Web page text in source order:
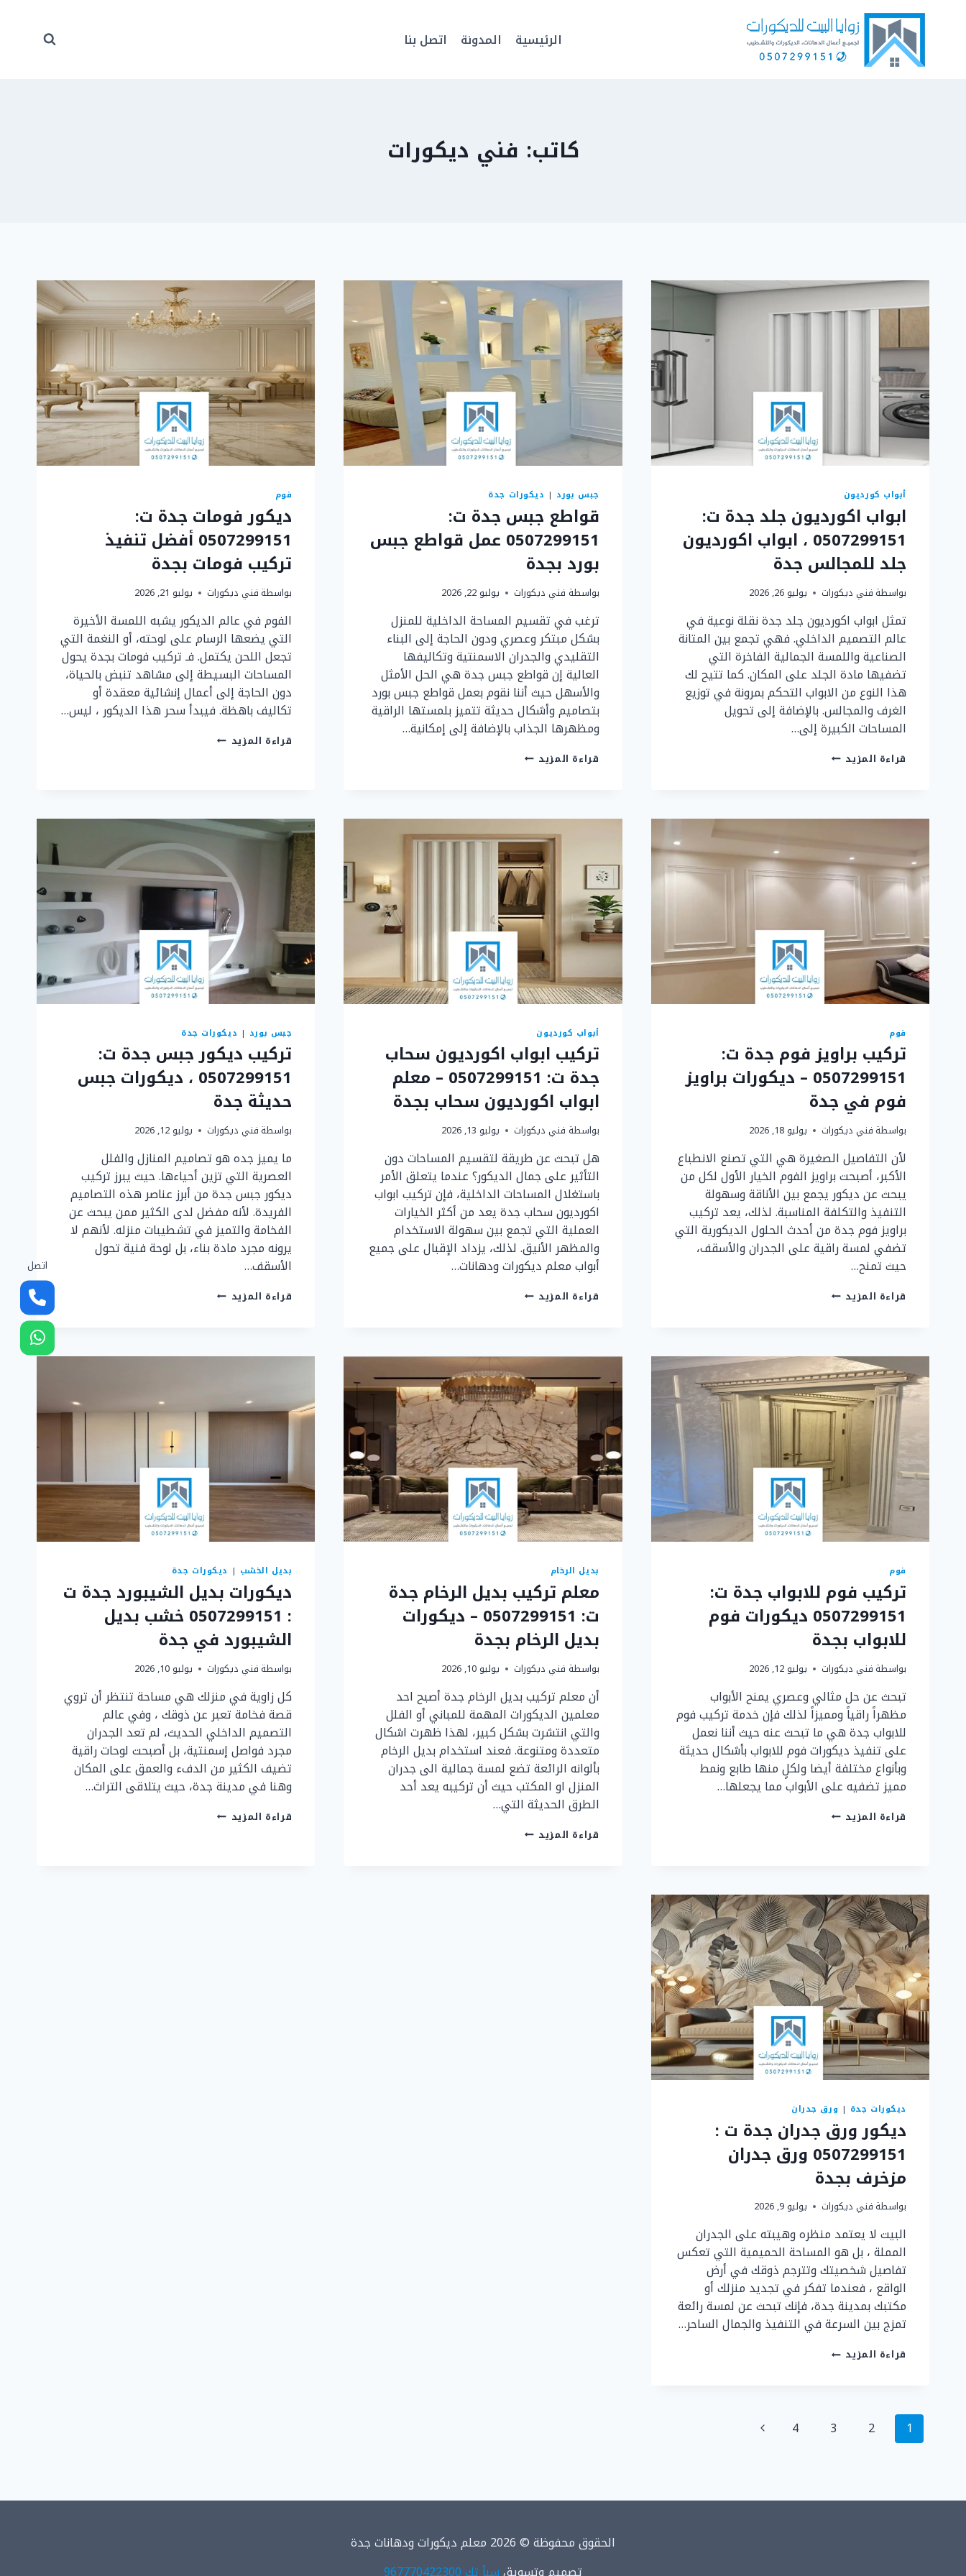
الرئيسية المدونة اتصل بنا
كاتب: فني ديكورات
أبواب كورديون
ابواب اكورديون جلد جدة ت:
0507299151 ، ابواب اكورديون
جلد للمجالس جدة
بواسطة فني ديكورات يوليو 26, 2026
تمثل ابواب اكورديون جلد جدة نقلة نوعية في
عالم التصميم الداخلي. فهي تجمع بين المتانة
الصناعية واللمسة الجمالية الفاخرة التي
تضفيها مادة الجلد على المكان. كما تتيح لك
هذا النوع من الابواب التحكم بمرونة في توزيع
الغرف والمجالس. بالإضافة إلى تحويل
المساحات الكبيرة إلى…
قراءة المزيد ابواب
ابواب
اكورديون
جلد
للمجالس
جبس بورد | ديكورات جدة
قواطع جبس جدة ت:
0507299151 عمل قواطع جبس
بورد بجدة
بواسطة فني ديكورات يوليو 22, 2026
ترغب في تقسيم المساحة الداخلية للمنزل
بشكل مبتكر وعصري ودون الحاجة إلى البناء
التقليدي والجدران الاسمنتية وتكاليفها
العالية إن قواطع جبس جدة هي الحل الأمثل
والأسهل حيث أننا نقوم بعمل قواطع جبس بورد
بتصاميم وأشكال حديثة تتميز بلمستها الراقية
ومظهرها الجذاب بالإضافة إلى إمكانية…
قراءة المزيد قواطع
قواطع
جبس
بورد
بجدة
فوم
ديكور فومات جدة ت:
0507299151 أفضل تنفيذ
تركيب فومات بجدة
بواسطة فني ديكورات يوليو 21, 2026
الفوم في عالم الديكور يشبه اللمسة الأخيرة
التي يضعها الرسام على لوحته، أو النغمة التي
تجعل اللحن يكتمل. فـ تركيب فومات بجدة يحول
المساحات البسيطة إلى مشاهد تنبض بالحياة،
دون الحاجة إلى أعمال إنشائية معقدة أو
تكاليف باهظة. فيبدأ سحر هذا الديكور ، ليس…
قراءة المزيد ديكور
تنفيذ
تركيب
فومات
بجدة
فوم
تركيب براويز فوم جدة ت:
0507299151 – ديكورات براويز
فوم في جدة
بواسطة فني ديكورات يوليو 18, 2026
لأن التفاصيل الصغيرة هي التي تصنع الانطباع
الأكبر، أصبحت براويز الفوم الخيار الأول لكل من
يبحث عن ديكور يجمع بين الأناقة وسهولة
التنفيذ والتكلفة المناسبة. لذلك، يعد تركيب
براويز فوم جدة من أحدث الحلول الديكورية التي
تضفي لمسة راقية على الجدران والأسقف،
حيث تمنح…
قراءة المزيد تركيب
0507299151
–
ديكورات
براويز
فوم
في
جدة
أبواب كورديون
تركيب ابواب اكورديون سحاب
جدة ت: 0507299151 – معلم
ابواب اكورديون سحاب بجدة
بواسطة فني ديكورات يوليو 13, 2026
هل تبحث عن طريقة لتقسيم المساحات دون
التأثير على جمال الديكور؟ عندما يتعلق الأمر
باستغلال المساحات الداخلية، فإن تركيب ابواب
اكورديون سحاب جدة يعد من أكثر الخيارات
العملية التي تجمع بين سهولة الاستخدام
والمظهر الأنيق. لذلك، يزداد الإقبال على جميع
أبواب معلم ديكورات ودهانات…
قراءة المزيد تركيب
ت:
0507299151
–
معلم
ابواب
اكورديون
سحاب
بجدة
جبس بورد | ديكورات جدة
تركيب ديكور جبس جدة ت:
0507299151 ، ديكورات جبس
حديثة جدة
بواسطة فني ديكورات يوليو 12, 2026
ما يميز جده هو تصاميم المنازل والفلل
العصرية التي تزين أحياءها. حيث يبرز تركيب
ديكور جبس جدة من أبرز عناصر هذه التصاميم
الفريدة. لأنه مفضل لدى الكثير ممن يبحث عن
الفخامة والتميز في تشطيبات منزله. لأنهم لا
يرونه مجرد مادة بناء، بل لوحة فنية تحول
الأسقف…
قراءة المزيد تركيب
جبس
حديثة
فوم
تركيب فوم للابواب جدة ت:
0507299151 ديكورات فوم
للابواب بجدة
بواسطة فني ديكورات يوليو 12, 2026
تبحث عن حل مثالي وعصري يمنح الأبواب
مظهراً راقياً ومميزاً لذلك فإن خدمة تركيب فوم
للابواب جدة هي ما تبحث عنه حيث أننا نعمل
على تنفيذ ديكورات فوم للابواب بأشكال حديثة
وبأنواع مختلفة أيضا ولكلٍ منها طابع ونمط
مميز تضفيه على الأبواب مما يجعلها…
قراءة المزيد تركيب
ديكورات
فوم
للابواب
بجدة
بديل الرخام
معلم تركيب بديل الرخام جدة
ت: 0507299151 – ديكورات
بديل الرخام بجدة
بواسطة فني ديكورات يوليو 10, 2026
أن معلم تركيب بديل الرخام جدة أصبح احد
معلمين الديكورات المهمة للمباني أو الفلل
والتي انتشرت بشكل كبير، لهذا ظهرت اشكال
متعددة ومتنوعة. فعند استخدام بديل الرخام
بألوانه الرائعة تضع لمسة جمالية الى جدران
المنزل او المكتب حيث أن تركيبه يعد أحد
الطرق الحديثة التي…
قراءة المزيد معلم
بديل الخشب | ديكورات جدة
ديكورات بديل الشيبورد جدة ت
: 0507299151 خشب بديل
الشيبورد في جدة
بواسطة فني ديكورات يوليو 10, 2026
كل زاوية في منزلك هي مساحة تنتظر أن تروي
قصة فخامة تعبر عن ذوقك ، وفي عالم
التصميم الداخلي الحديث، لم تعد الجدران
مجرد فواصل إسمنتية، بل أصبحت لوحات راقية
تضيف الكثير من الدفء والعمق على المكان
وهنا في مدينة جدة، حيث يتلاقى التراث…
قراءة المزيد ديكورات
ديكورات جدة | ورق جدران
ديكور ورق جدران جدة ت :
0507299151 ورق جدران
مزخرف بجدة
بواسطة فني ديكورات يوليو 9, 2026
البيت لا يعتمد منظره وهيبته على الجدران
المملة ، بل هو المساحة الحميمية التي تعكس
تفاصيل شخصيتك وتترجم ذوقك في أرض
الواقع ، فعندما تفكر في تجديد منزلك أو
مكتبك بمدينة جدة، فإنك تبحث عن لمسة رائعة
تمزج بين السرعة في التنفيذ والجمال الساحر…
قراءة المزيد ديكور
0507299151
تنقل
الصفحة
1
2
3
4
الصفحة
الحقوق محفوظة © 2026 معلم ديكورات ودهانات جدة
اتصل